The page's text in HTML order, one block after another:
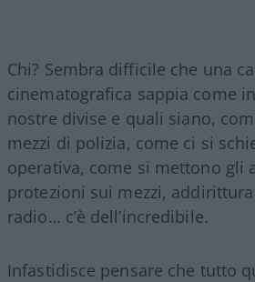
Chi? Sembra difficile che una
cinematografica sappia come
nostre divise e quali siano,
mezzi di polizia, come ci si
operativa, come si mettono gli
protezioni sui mezzi,
radio… c’è dell’incredibile.
Infastidisce pensare che tutto